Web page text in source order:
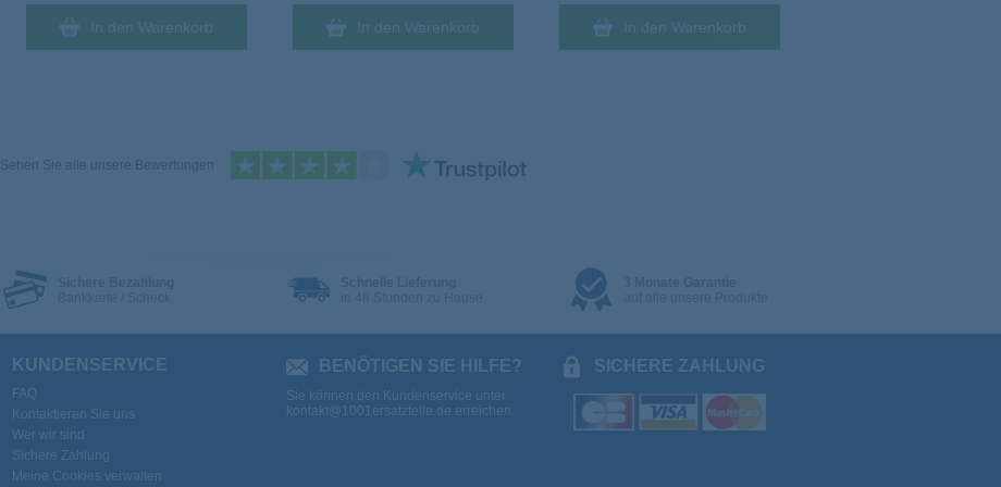
In den Warenkorb In den Warenkorb In den Warenkorb
Sehen Sie alle unsere Bewertungen
KUNDENSERVICE
FAQ
Kontaktieren Sie uns
Wer wir sind
Sichere Zahlung
Meine Cookies verwalten
BENÖTIGEN SIE HILFE?
Sie können den Kundenservice unter
kontakt@1001ersatzteile.de erreichen.
SICHERE ZAHLUNG